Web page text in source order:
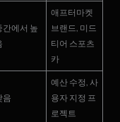
간에서 높
애프터마켓
브랜드, 미드
티어 스포츠
카
음
예산 수정, 사
용자 지정 프
로젝트